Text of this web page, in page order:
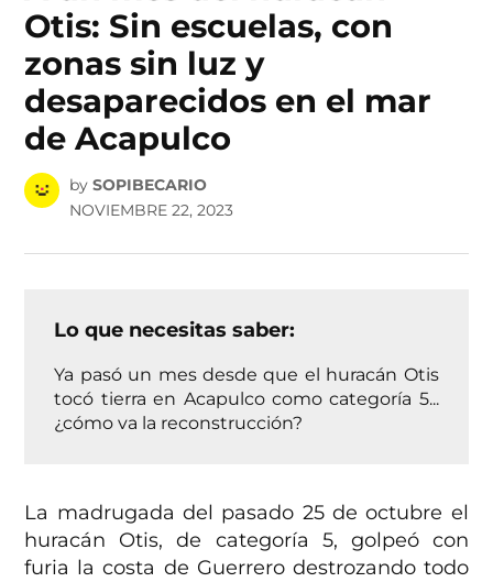
Otis: Sin escuelas, con
zonas sin luz y
desaparecidos en el mar
de Acapulco
by SOPIBECARIO
NOVIEMBRE 22, 2023
Lo que necesitas saber:
Ya pasó un mes desde que el huracán Otis
tocó tierra en Acapulco como categoría 5...
¿cómo va la reconstrucción?
La madrugada del pasado 25 de octubre el
huracán Otis, de categoría 5, golpeó con
furia la costa de Guerrero destrozando todo